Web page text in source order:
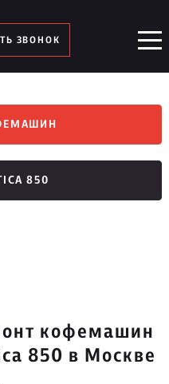
ЗВОНОК
850
кофемашин
850 в Москве